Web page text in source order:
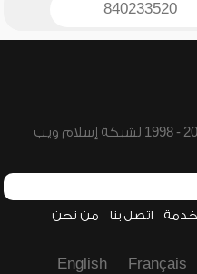
840233520
اتصل بنا من نحن
Français
English